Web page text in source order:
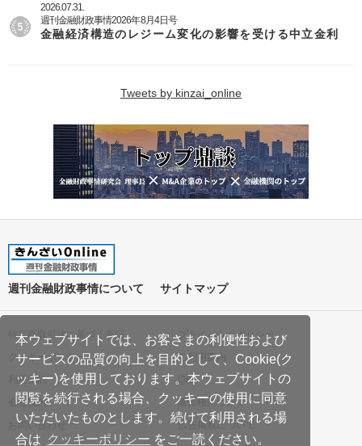
本ウェブサイトでは、お客さまの利便性および
サービスの品質の向上を目的として、Cookie(ク
ッキー)を使用しております。本ウェブサイトの
閲覧を続行される場合、クッキーの使用に同意
いただいたものとします。続けて利用される場
合は クッキーポリシー をご一読ください。
2026.07.31.
週刊金融財政事情2026年8月4日号
金融経済構造のレジーム変化の影響を受ける中立金利
Tweets by kinzai_online
週刊金融財政事情について サイトマップ
特定商取引法に基づく表記
プライバシーポリシー
クッキーポリシー
ご利用案内
利用規約
Q&A
会社案内
著作権について
お問い合わせ
広告掲載について